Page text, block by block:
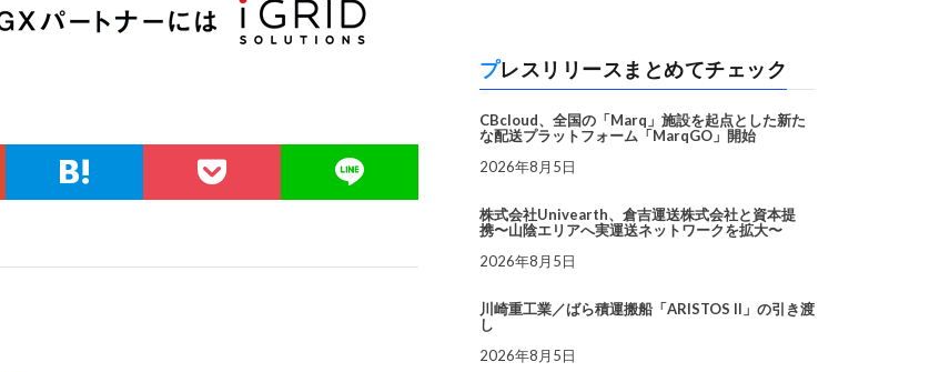
プレスリリースまとめてチェック
CBcloud、全国の「Marq」施設を起点とした新た
な配送プラットフォーム「MarqGO」開始
2026年8月5日
株式会社Univearth、倉吉運送株式会社と資本提
携〜山陰エリアへ実運送ネットワークを拡大〜
2026年8月5日
川崎重工業／ばら積運搬船「ARISTOS II」の引き渡
し
2026年8月5日